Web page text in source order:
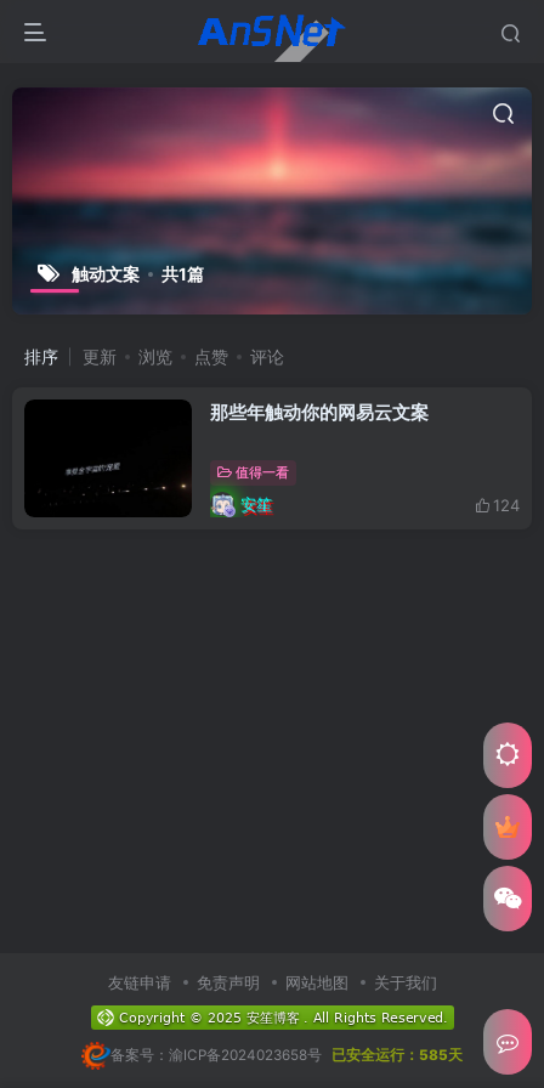
触动文案 共1篇
排序 更新 浏览 点赞 评论
那些年触动你的网易云文案
值得一看
安笙 124
友链申请 免责声明 网站地图 关于我们
备案号：渝ICP备2024023658号 已安全运行：585天